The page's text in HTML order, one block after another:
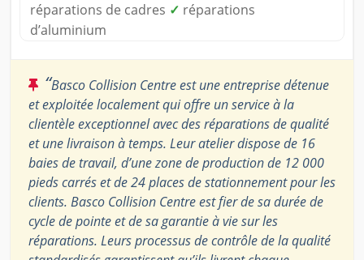
réparations de cadres ✓ réparations
d’aluminium
“Basco Collision Centre est une entreprise détenue
et exploitée localement qui offre un service à la
clientèle exceptionnel avec des réparations de qualité
et une livraison à temps. Leur atelier dispose de 16
baies de travail, d’une zone de production de 12 000
pieds carrés et de 24 places de stationnement pour les
clients. Basco Collision Centre est fier de sa durée de
cycle de pointe et de sa garantie à vie sur les
réparations. Leurs processus de contrôle de la qualité